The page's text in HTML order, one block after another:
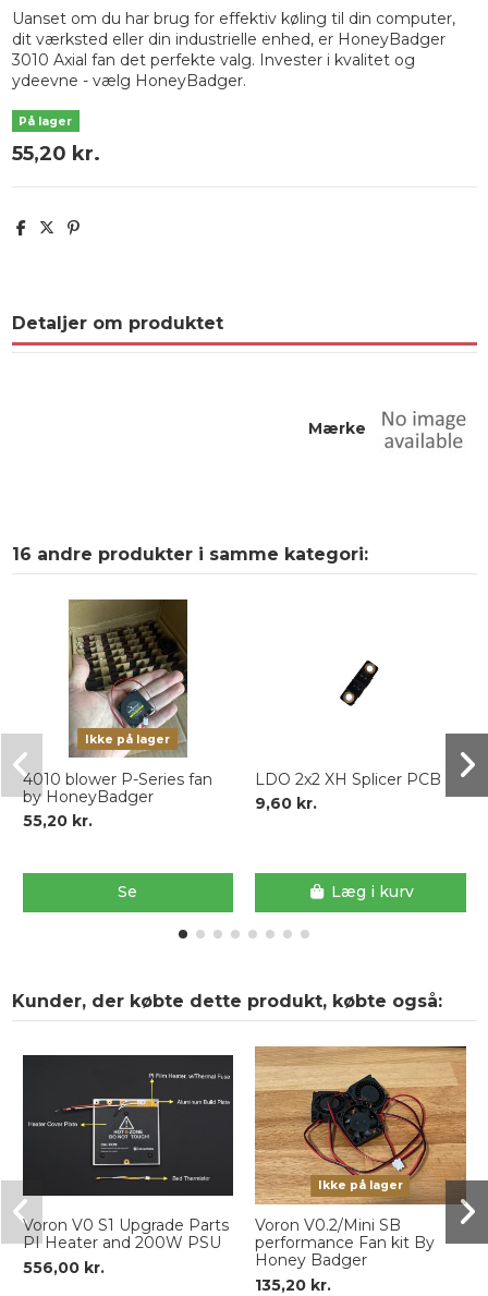
Uanset om du har brug for effektiv køling til din computer,
dit værksted eller din industrielle enhed, er HoneyBadger
3010 Axial fan det perfekte valg. Invester i kvalitet og
ydeevne - vælg HoneyBadger.
På lager
55,20 kr.
Detaljer om produktet
Mærke
16 andre produkter i samme kategori:
Ikke på lager
4010 blower P-Series fan
by HoneyBadger
55,20 kr.
Se
LDO 2x2 XH Splicer PCB
9,60 kr.
Læg i kurv
Kunder, der købte dette produkt, købte også:
Voron V0 S1 Upgrade Parts
PI Heater and 200W PSU
556,00 kr.
Ikke på lager
Voron V0.2/Mini SB
performance Fan kit By
Honey Badger
135,20 kr.